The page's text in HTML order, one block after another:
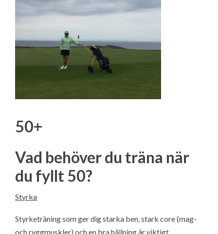
50+
Vad behöver du träna när
du fyllt 50?
Styrka
Styrketräning som ger dig starka ben, stark core (mag-
och ryggmuskler) och en bra hållning är viktigt.